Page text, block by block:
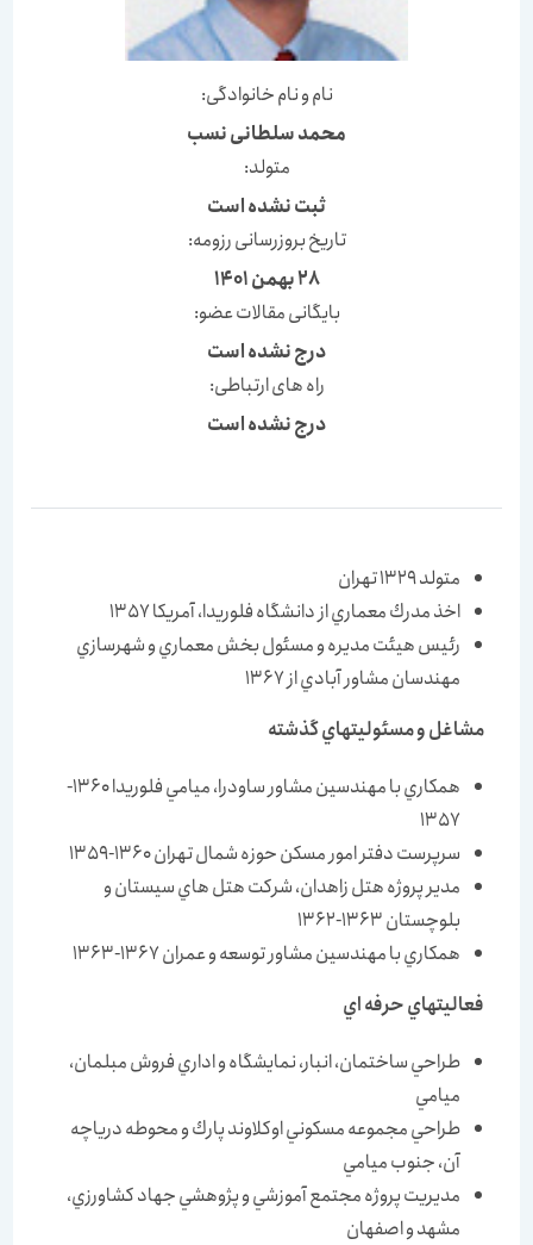
نام و نام خانوادگی:
محمد سلطانی نسب
متولد:
ثبت نشده است
تاریخ بروزرسانی رزومه:
28 بهمن 1401
بایگانی مقالات عضو:
درج نشده است
راه های ارتباطی:
درج نشده است
متولد 1329 تهران
اخذ مدرك معماري از دانشگاه فلوريدا، آمريكا 1357
رئيس هيئت مديره و مسئول بخش معماري و شهرسازي
مهندسان مشاور آبادي از 1367
مشاغل و مسئوليتهاي گذشته
همكاري با مهندسين مشاور ساودرا، ميامي فلوريدا 1360-
1357
سرپرست دفتر امور مسكن حوزه شمال تهران 1360-1359
مدير پروژه هتل زاهدان، شركت هتل هاي سيستان و
بلوچستان 1363-1362
همكاري با مهندسين مشاور توسعه و عمران 1367-1363
فعاليتهاي حرفه اي
طراحي ساختمان، انبار، نمايشگاه و اداري فروش مبلمان،
ميامي
طراحي مجموعه مسكوني اوكلاوند پارك و محوطه درياچه
آن، جنوب ميامي
مديريت پروژه مجتمع آموزشي و پژوهشي جهاد كشاورزي،
مشهد و اصفهان